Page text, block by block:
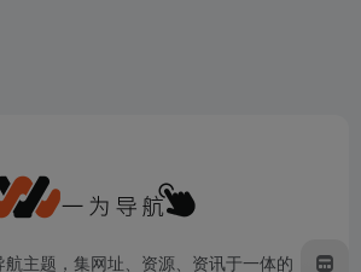
主题，集网址、资源、资讯于一体的